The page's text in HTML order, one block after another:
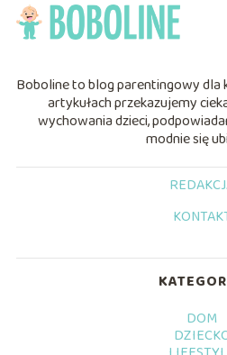
Boboline to blog parentingowy dla
artykułach przekazujemy
wychowania dzieci,
modnie się
DOM